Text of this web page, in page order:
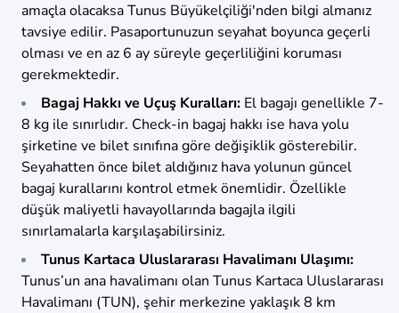
amaçla olacaksa Tunus Büyükelçiliği'nden bilgi almanız
tavsiye edilir. Pasaportunuzun seyahat boyunca geçerli
olması ve en az 6 ay süreyle geçerliliğini koruması
gerekmektedir.
Bagaj Hakkı ve Uçuş Kuralları: El bagajı genellikle 7-
8 kg ile sınırlıdır. Check-in bagaj hakkı ise hava yolu
şirketine ve bilet sınıfına göre değişiklik gösterebilir.
Seyahatten önce bilet aldığınız hava yolunun güncel
bagaj kurallarını kontrol etmek önemlidir. Özellikle
düşük maliyetli havayollarında bagajla ilgili
sınırlamalarla karşılaşabilirsiniz.
Tunus Kartaca Uluslararası Havalimanı Ulaşımı:
Tunus’un ana havalimanı olan Tunus Kartaca Uluslararası
Havalimanı (TUN), şehir merkezine yaklaşık 8 km